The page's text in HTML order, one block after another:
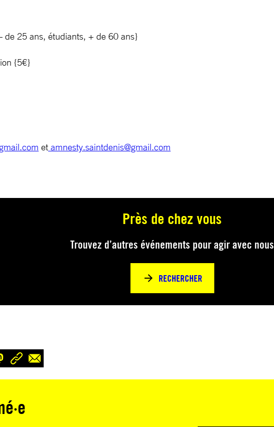
25 ans, étudiants, + de 60 ans}
{5€}
et amnesty.saintdenis@gmail.com
Près de chez vous
Trouvez d’autres événements pour agir avec nous
RECHERCHER